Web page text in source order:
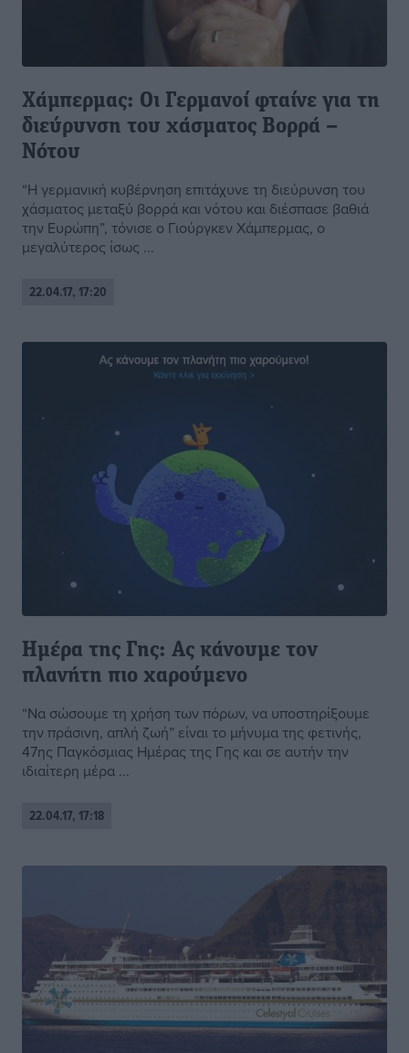
Χάμπερμας: Οι Γερμανοί φταίνε για τη
διεύρυνση του χάσματος Βορρά –
Νότου
“Η γερμανική κυβέρνηση επιτάχυνε τη διεύρυνση του
χάσματος μεταξύ βορρά και νότου και διέσπασε βαθιά
την Ευρώπη”, τόνισε ο Γιούργκεν Χάμπερμας, ο
μεγαλύτερος ίσως ...
22.04.17, 17:20
Ημέρα της Γης: Ας κάνουμε τον
πλανήτη πιο χαρούμενο
“Να σώσουμε τη χρήση των πόρων, να υποστηρίξουμε
την πράσινη, απλή ζωή” είναι το μήνυμα της φετινής,
47ης Παγκόσμιας Ημέρας της Γης και σε αυτήν την
ιδιαίτερη μέρα ...
22.04.17, 17:18